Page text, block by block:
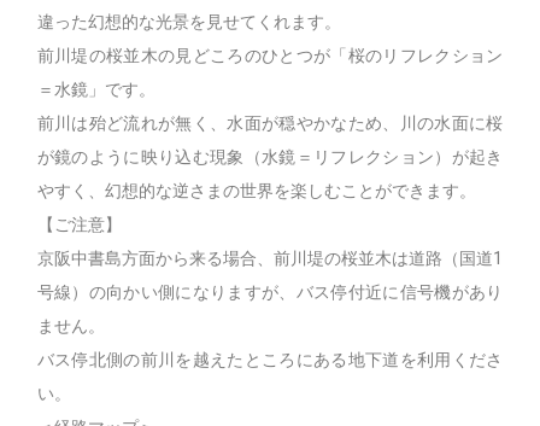
違った幻想的な光景を見せてくれます。
前川堤の桜並木の見どころのひとつが「桜のリフレクション
＝水鏡」です。
前川は殆ど流れが無く、水面が穏やかなため、川の水面に桜
が鏡のように映り込む現象（水鏡＝リフレクション）が起き
やすく、幻想的な逆さまの世界を楽しむことができます。
【ご注意】
京阪中書島方面から来る場合、前川堤の桜並木は道路（国道1
号線）の向かい側になりますが、バス停付近に信号機があり
ません。
バス停北側の前川を越えたところにある地下道を利用くださ
い。